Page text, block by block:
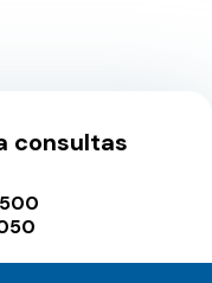
consultas